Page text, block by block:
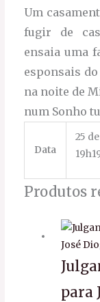
Um
fugir de
ensaia uma
esponsais
na noite de
num Sonho
Data
25
Produtos
para